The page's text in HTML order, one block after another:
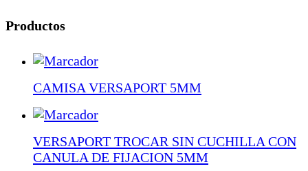
Productos
CAMISA VERSAPORT 5MM
VERSAPORT TROCAR SIN CUCHILLA CON
CANULA DE FIJACION 5MM